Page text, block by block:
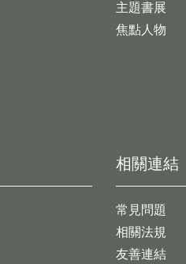
主題書展
焦點人物
相關連結
常見問題
相關法規
友善連結